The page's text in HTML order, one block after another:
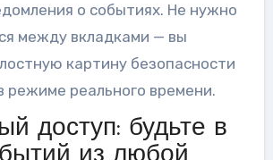
о событиях. Не нужно
между вкладками — вы
картину безопасности
режиме реального времени.
доступ: будьте в